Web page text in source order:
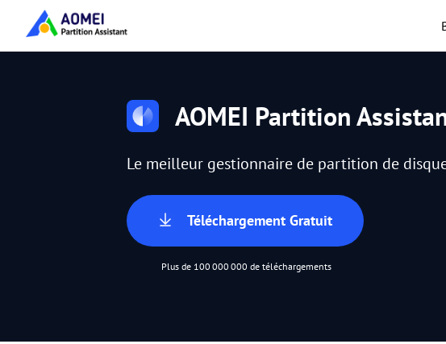
AOMEI Partition
Le meilleur gestionnaire de partition de
Téléchargement Gratuit
Plus de 100 000 000 de téléchargements